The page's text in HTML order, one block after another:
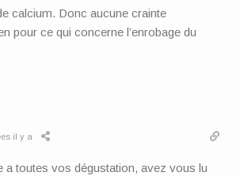
calcium. Donc aucune crainte
pour ce qui concerne l’enrobage du
il y a
a toutes vos dégustation, avez vous lu